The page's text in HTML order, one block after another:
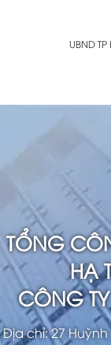
UBND
TỔNG
HẠ
CÔNG
Địa chỉ: 27